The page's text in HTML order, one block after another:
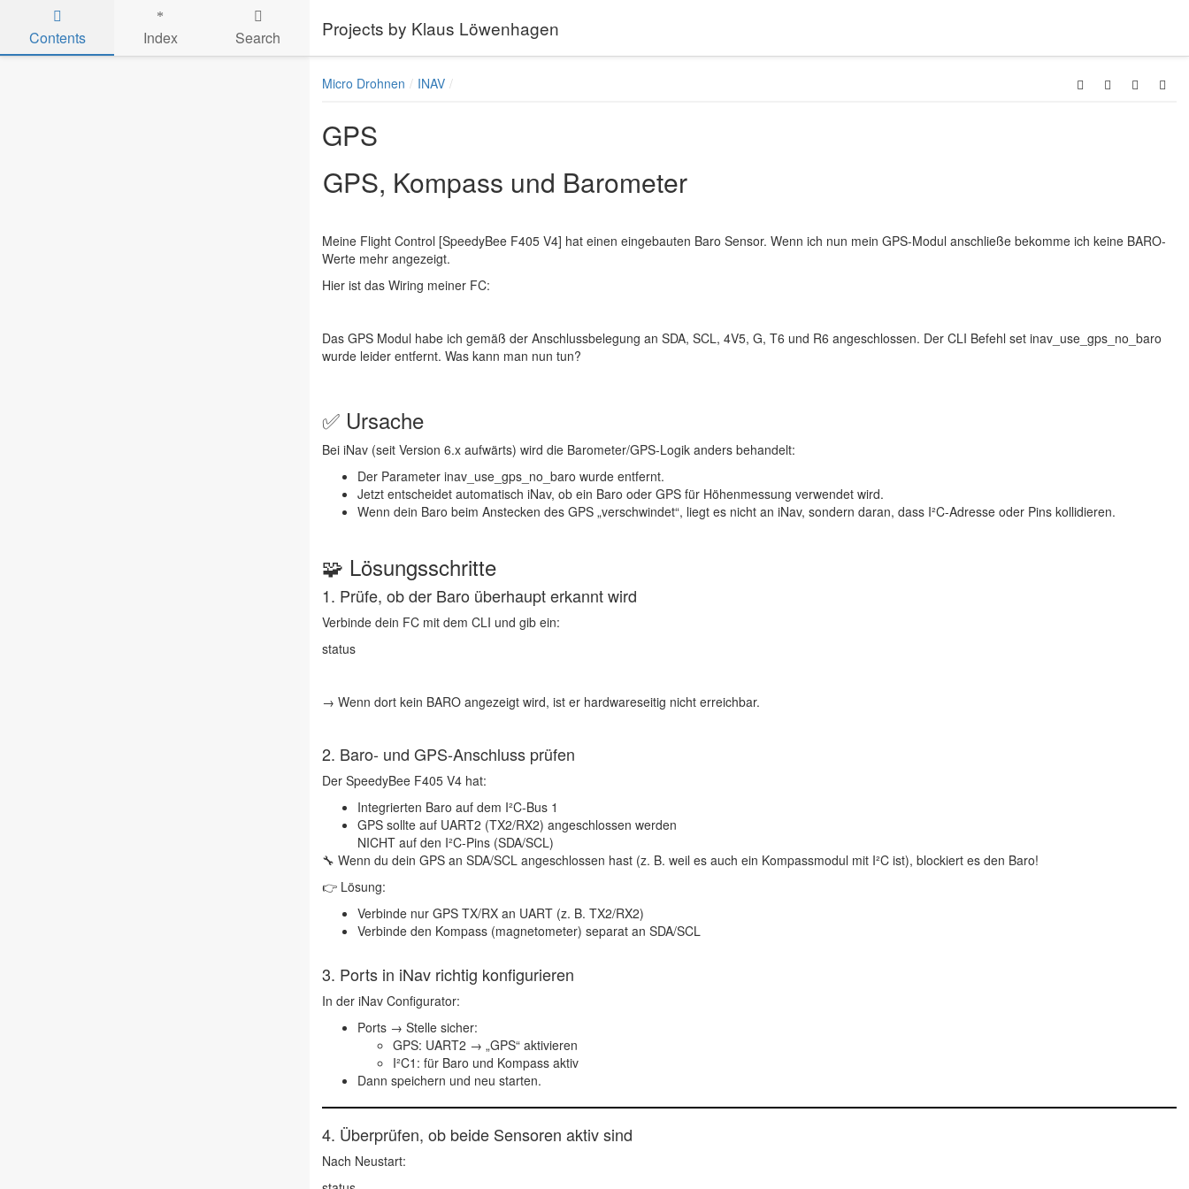
Projects by Klaus Löwenhagen
Contents Index Search
Micro Drohnen INAV
GPS
GPS, Kompass und Barometer
Meine Flight Control [SpeedyBee F405 V4] hat einen eingebauten Baro Sensor. Wenn ich nun mein GPS-Modul anschließe bekomme ich keine BARO-
Werte mehr angezeigt.
Hier ist das Wiring meiner FC:
Das GPS Modul habe ich gemäß der Anschlussbelegung an SDA, SCL, 4V5, G, T6 und R6 angeschlossen. Der CLI Befehl set inav_use_gps_no_baro
wurde leider entfernt. Was kann man nun tun?
✅ Ursache
Bei iNav (seit Version 6.x aufwärts) wird die Barometer/GPS-Logik anders behandelt:
Der Parameter inav_use_gps_no_baro wurde entfernt.
Jetzt entscheidet automatisch iNav, ob ein Baro oder GPS für Höhenmessung verwendet wird.
Wenn dein Baro beim Anstecken des GPS „verschwindet“, liegt es nicht an iNav, sondern daran, dass I²C-Adresse oder Pins kollidieren.
🧩 Lösungsschritte
1. Prüfe, ob der Baro überhaupt erkannt wird
Verbinde dein FC mit dem CLI und gib ein:
status
→ Wenn dort kein BARO angezeigt wird, ist er hardwareseitig nicht erreichbar.
2. Baro- und GPS-Anschluss prüfen
Der SpeedyBee F405 V4 hat:
Integrierten Baro auf dem I²C-Bus 1
GPS sollte auf UART2 (TX2/RX2) angeschlossen werden
NICHT auf den I²C-Pins (SDA/SCL)
🔧 Wenn du dein GPS an SDA/SCL angeschlossen hast (z. B. weil es auch ein Kompassmodul mit I²C ist), blockiert es den Baro!
👉 Lösung:
Verbinde nur GPS TX/RX an UART (z. B. TX2/RX2)
Verbinde den Kompass (magnetometer) separat an SDA/SCL
3. Ports in iNav richtig konfigurieren
In der iNav Configurator:
Ports → Stelle sicher:
GPS: UART2 → „GPS“ aktivieren
I²C1: für Baro und Kompass aktiv
Dann speichern und neu starten.
4. Überprüfen, ob beide Sensoren aktiv sind
Nach Neustart: